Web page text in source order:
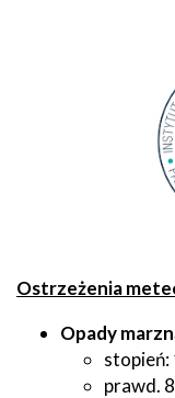
Ostrzeżenia
Opady
stopień:
prawd.